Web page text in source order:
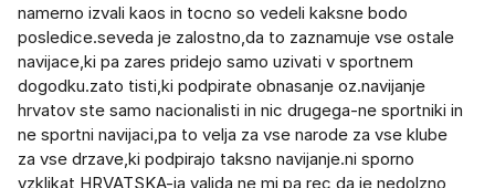
namerno izvali kaos in tocno so vedeli kaksne bodo
posledice.seveda je zalostno,da to zaznamuje vse ostale
navijace,ki pa zares pridejo samo uzivati v sportnem
dogodku.zato tisti,ki podpirate obnasanje oz.navijanje
hrvatov ste samo nacionalisti in nic drugega-ne sportniki in
ne sportni navijaci,pa to velja za vse narode za vse klube
za vse drzave,ki podpirajo taksno navijanje.ni sporno
vzklikat HRVATSKA-ja valjda,ne mi pa rec,da je nedolzno